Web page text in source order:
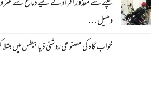
چلنے سے معذور افراد کے لیے دماغ سے
وھیل…
خواب گاہ کی مصنوعی روشنی ذیابیطس میں